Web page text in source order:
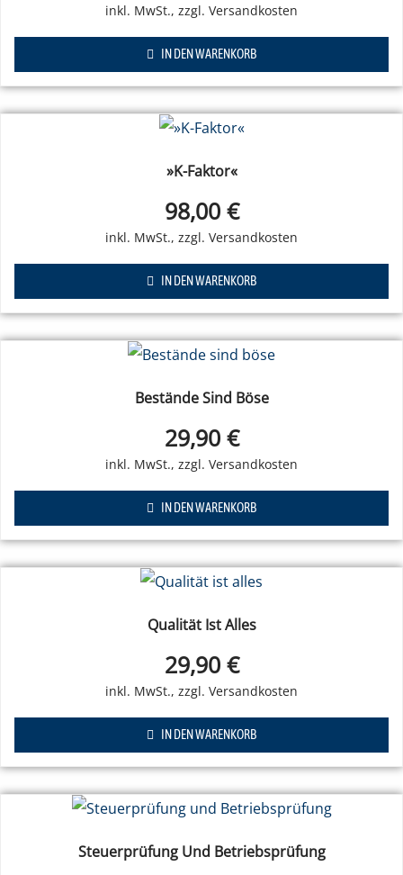
IN DEN WARENKORB
»K-Faktor«
98,00 €
IN DEN WARENKORB
Bestände Sind Böse
29,90 €
IN DEN WARENKORB
Qualität Ist Alles
29,90 €
IN DEN WARENKORB
Steuerprüfung Und Betriebsprüfung